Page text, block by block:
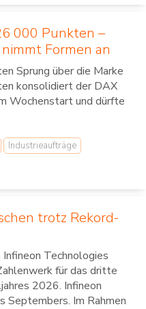
000 Punkten –
Formen an
Sprung über die Marke
konsolidiert der DAX
Wochenstart und dürfte
Industrieaufträge
trotz Rekord-
Technologies
für das dritte
2026. Infineon
Septembers. Im Rahmen